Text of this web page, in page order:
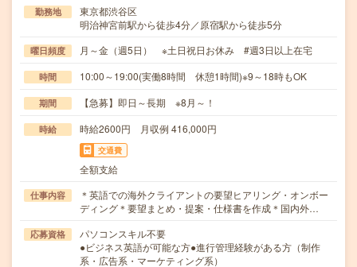
勤務地
東京都渋谷区
明治神宮前駅から徒歩4分／原宿駅から徒歩5分
曜日頻度 月～金（週5日） ※土日祝日お休み #週3日以上在宅
時間 10:00～19:00(実働8時間 休憩1時間)※9～18時もOK
期間 【急募】即日～長期 ※8月～！
時給 時給2600円 月収例 416,000円
交通費
全額支給
仕事内容
＊英語での海外クライアントの要望ヒアリング・オンボー
ディング＊要望まとめ・提案・仕様書を作成＊国内外…
応募資格
パソコンスキル不要
●ビジネス英語が可能な方●進行管理経験がある方（制作
系・広告系・マーケティング系）